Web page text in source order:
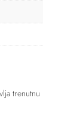
trenutnu